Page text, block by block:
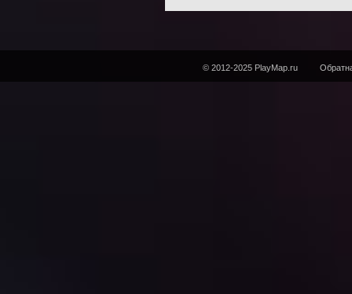
© 2012-2025 PlayMap.ru